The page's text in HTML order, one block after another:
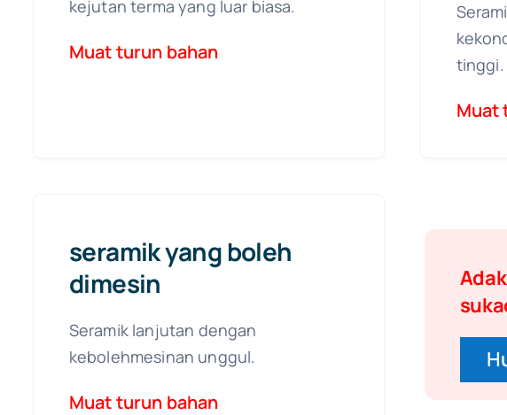
kejutan terma yang luar biasa.
Muat turun bahan
tinggi.
Muat
seramik yang boleh
dimesin
Seramik lanjutan dengan
kebolehmesinan unggul.
Muat turun bahan